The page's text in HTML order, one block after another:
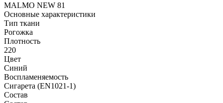
MALMO NEW 81
Основные характеристики
Тип ткани
Рогожка
Плотность
220
Цвет
Синий
Воспламеняемость
Сигарета (EN1021-1)
Состав